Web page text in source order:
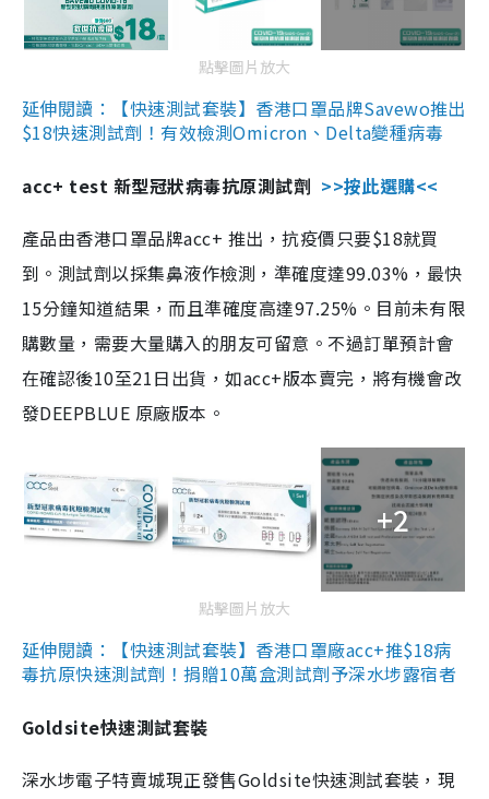
點擊圖片放大
延伸閱讀：【快速測試套裝】香港口罩品牌Savewo推出
$18快速測試劑！有效檢測Omicron、Delta變種病毒
acc+ test 新型冠狀病毒抗原測試劑 >>按此選購<<
產品由香港口罩品牌acc+ 推出，抗疫價只要$18就買
到。測試劑以採集鼻液作檢測，準確度達99.03%，最快
15分鐘知道結果，而且準確度高達97.25%。目前未有限
購數量，需要大量購入的朋友可留意。不過訂單預計會
在確認後10至21日出貨，如acc+版本賣完，將有機會改
發DEEPBLUE 原廠版本。
+2
點擊圖片放大
延伸閱讀：【快速測試套裝】香港口罩廠acc+推$18病
毒抗原快速測試劑！捐贈10萬盒測試劑予深水埗露宿者
Goldsite快速測試套裝
深水埗電子特賣城現正發售Goldsite快速測試套裝，現